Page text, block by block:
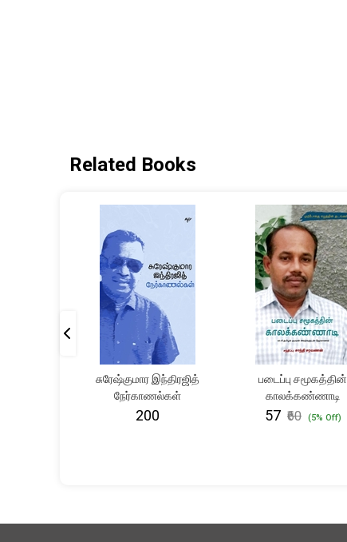
Related Books
சுரேஷ்குமார இந்திரஜித்
நேர்காணல்கள்
₹200
படைப்பு சமூகத்தின்
காலக்கண்ணாடி
₹57 ₹60 (5% Off)